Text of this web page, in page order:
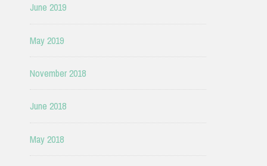
June 2019
May 2019
November 2018
June 2018
May 2018